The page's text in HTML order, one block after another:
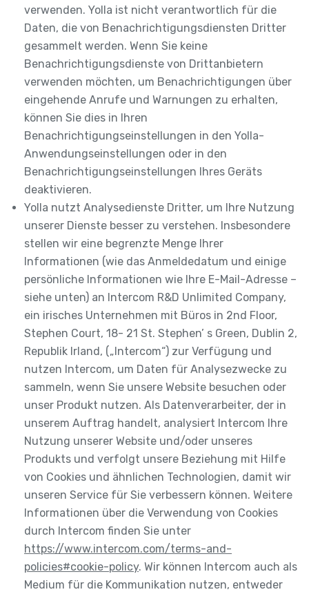
verwenden. Yolla ist nicht verantwortlich für die
Daten, die von Benachrichtigungsdiensten Dritter
gesammelt werden. Wenn Sie keine
Benachrichtigungsdienste von Drittanbietern
verwenden möchten, um Benachrichtigungen über
eingehende Anrufe und Warnungen zu erhalten,
können Sie dies in Ihren
Benachrichtigungseinstellungen in den Yolla-
Anwendungseinstellungen oder in den
Benachrichtigungseinstellungen Ihres Geräts
deaktivieren.
Yolla nutzt Analysedienste Dritter, um Ihre Nutzung
unserer Dienste besser zu verstehen. Insbesondere
stellen wir eine begrenzte Menge Ihrer
Informationen (wie das Anmeldedatum und einige
persönliche Informationen wie Ihre E-Mail-Adresse –
siehe unten) an Intercom R&D Unlimited Company,
ein irisches Unternehmen mit Büros in 2nd Floor,
Stephen Court, 18- 21 St. Stephen’ s Green, Dublin 2,
Republik Irland, („Intercom“) zur Verfügung und
nutzen Intercom, um Daten für Analysezwecke zu
sammeln, wenn Sie unsere Website besuchen oder
unser Produkt nutzen. Als Datenverarbeiter, der in
unserem Auftrag handelt, analysiert Intercom Ihre
Nutzung unserer Website und/oder unseres
Produkts und verfolgt unsere Beziehung mit Hilfe
von Cookies und ähnlichen Technologien, damit wir
unseren Service für Sie verbessern können. Weitere
Informationen über die Verwendung von Cookies
durch Intercom finden Sie unter
https://www.intercom.com/terms-and-
policies#cookie-policy. Wir können Intercom auch als
Medium für die Kommunikation nutzen, entweder